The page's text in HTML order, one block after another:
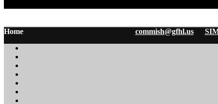
Home commish@gfhl.us|